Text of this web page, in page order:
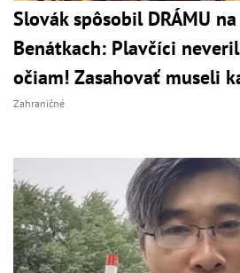
Slovák spôsobil DRÁMU
Benátkach: Plavčíci
očiam! Zasahovať museli
Zahraničné